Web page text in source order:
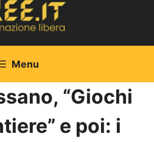
Menu
“Giochi
e poi: i